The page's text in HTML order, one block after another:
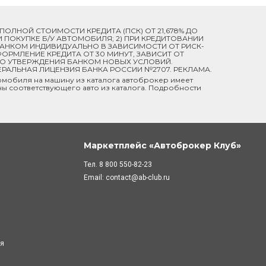
СТОИМОСТИ КРЕДИТА (ПСК) ОТ 21,678% ДО
ПОКУПКЕ Б/У АВТОМОБИЛЯ; 2) ПРИ КРЕДИТОВАНИИ
ИНДИВИДУАЛЬНО В ЗАВИСИМОСТИ ОТ РИСК-
КРЕДИТА ОТ 30 МИНУТ, ЗАВИСИТ ОТ
УТВЕРЖДЕНИЯ БАНКОМ НОВЫХ УСЛОВИЙ.
ЛИЦЕНЗИЯ БАНКА РОССИИ №2707. РЕКЛАМА.
на машину из каталога автоброкер имеет
соответствующего авто из каталога. Подробности
Маркетплейс «Автоброкер Клуб»
Тел. 8 800 550-82-23
Email: contact@ab-club.ru